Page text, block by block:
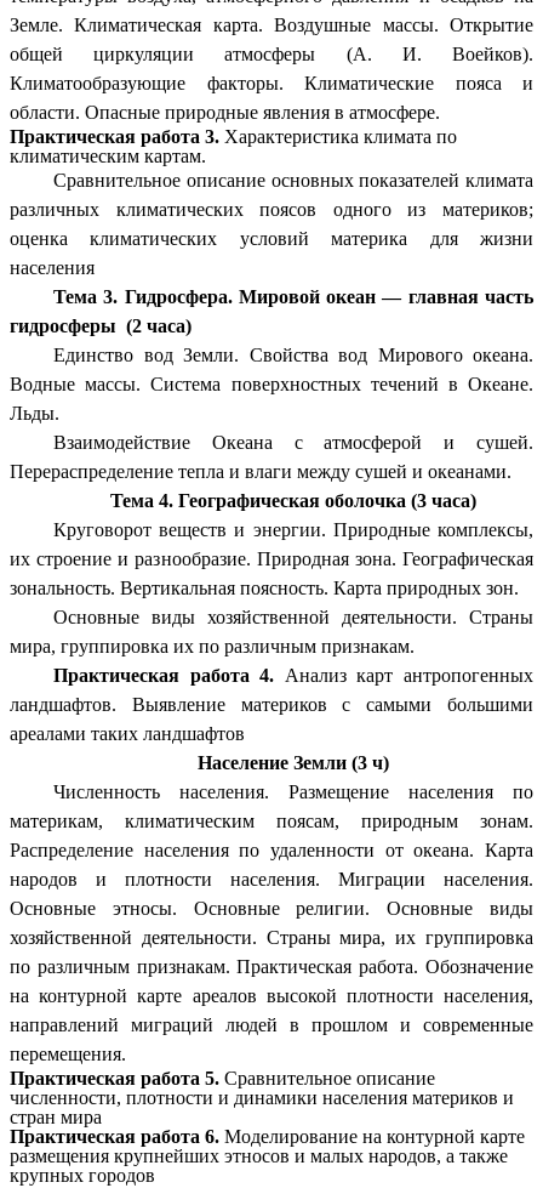
Земле. Климатическая карта. Воздушные массы. Открытие
общей циркуляции атмосферы (А. И. Воейков).
Климатообразующие факторы. Климатические пояса и
области. Опасные природные явления в атмосфере.
Практическая работа 3. Характеристика климата по
климатическим картам.
Сравнительное описание основных показателей климата
различных климатических поясов одного из материков;
оценка климатических условий материка для жизни
населения
Тема 3. Гидросфера. Мировой океан — главная часть
гидросферы (2 часа)
Единство вод Земли. Свойства вод Мирового океана.
Водные массы. Система поверхностных течений в Океане.
Льды.
Взаимодействие Океана с атмосферой и сушей.
Перераспределение тепла и влаги между сушей и океанами.
Тема 4. Географическая оболочка (3 часа)
Круговорот веществ и энергии. Природные комплексы,
их строение и разнообразие. Природная зона. Географическая
зональность. Вертикальная поясность. Карта природных зон.
Основные виды хозяйственной деятельности. Страны
мира, группировка их по различным признакам.
Практическая работа 4. Анализ карт антропогенных
ландшафтов. Выявление материков с самыми большими
ареалами таких ландшафтов
Население Земли (3 ч)
Численность населения. Размещение населения по
материкам, климатическим поясам, природным зонам.
Распределение населения по удаленности от океана. Карта
народов и плотности населения. Миграции населения.
Основные этносы. Основные религии. Основные виды
хозяйственной деятельности. Страны мира, их группировка
по различным признакам. Практическая работа. Обозначение
на контурной карте ареалов высокой плотности населения,
направлений миграций людей в прошлом и современные
перемещения.
Практическая работа 5. Сравнительное описание
численности, плотности и динамики населения материков и
стран мира
Практическая работа 6. Моделирование на контурной карте
размещения крупнейших этносов и малых народов, а также
крупных городов